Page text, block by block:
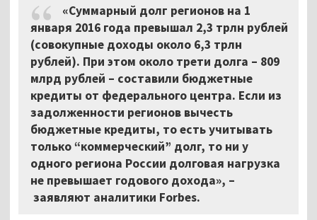
«Суммарный долг регионов на 1
января 2016 года превышал 2,3 трлн рублей
(совокупные доходы около 6,3 трлн
рублей). При этом около трети долга – 809
млрд рублей – составили бюджетные
кредиты от федерального центра. Если из
задолженности регионов вычесть
бюджетные кредиты, то есть учитывать
только “коммерческий” долг, то ни у
одного региона России долговая нагрузка
не превышает годового дохода», –
заявляют аналитики Forbes.